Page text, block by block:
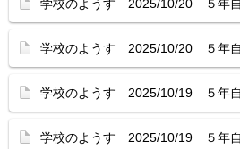
学校のようす 2025/10/20 ５年自
学校のようす 2025/10/20 ５年自
学校のようす 2025/10/19 ５年自
学校のようす 2025/10/19 ５年自